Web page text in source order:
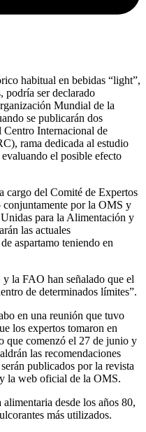
habitual en bebidas “light”,
podría ser declarado
Mundial de la
se publicarán dos
Centro Internacional de
rama dedicada al estudio
el posible efecto
cargo del Comité de Expertos
por la OMS y
para la Alimentación y
las actuales
aspartamo teniendo en
la FAO han señalado que el
de determinados límites”.
en una reunión que tuvo
los expertos tomaron en
que comenzó el 27 de junio y
las recomendaciones
publicados por la revista
la web oficial de la OMS.
desde los años 80,
más utilizados.